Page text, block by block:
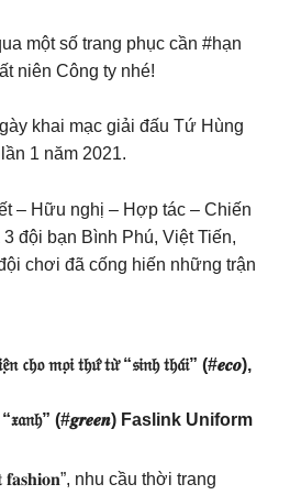
một số trang phục cần #hạn
niên Công ty nhé!
khai mạc giải đấu Tứ Hùng
1 năm 2021.
– Hữu nghị – Hợp tác – Chiến
đội bạn Bình Phú, Việt Tiến,
chơi đã cống hiến những trận
𝔠𝔥𝔬 𝔪𝔬̣𝔦 𝔱𝔥𝔲̛́ 𝔱𝔲̛̀ “𝔰𝔦𝔫𝔥 𝔱𝔥𝔞́𝔦” (#𝒆𝒄𝒐),
“𝔵𝔞𝔫𝔥” (#𝒈𝒓𝒆𝒆𝒏) Faslink Uniform
nhu cầu thời trang